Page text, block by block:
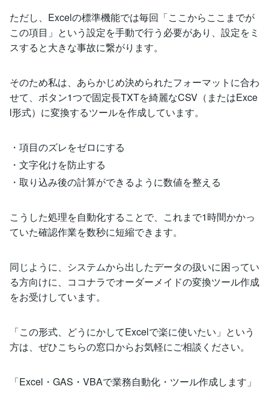
ただし、Excelの標準機能では毎回「ここからここまでが
この項目」という設定を手動で行う必要があり、設定をミ
スすると大きな事故に繋がります。
そのため私は、あらかじめ決められたフォーマットに合わ
せて、ボタン1つで固定長TXTを綺麗なCSV（またはExce
l形式）に変換するツールを作成しています。
・項目のズレをゼロにする
・文字化けを防止する
・取り込み後の計算ができるように数値を整える
こうした処理を自動化することで、これまで1時間かかっ
ていた確認作業を数秒に短縮できます。
同じように、システムから出したデータの扱いに困ってい
る方向けに、ココナラでオーダーメイドの変換ツール作成
をお受けしています。
「この形式、どうにかしてExcelで楽に使いたい」という
方は、ぜひこちらの窓口からお気軽にご相談ください。
「Excel・GAS・VBAで業務自動化・ツール作成します」